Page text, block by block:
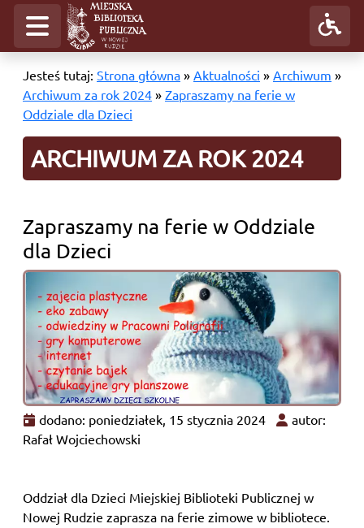
Jesteś tutaj: Strona główna » Aktualności » Archiwum »
Archiwum za rok 2024 » Zapraszamy na ferie w
Oddziale dla Dzieci
ARCHIWUM ZA ROK 2024
Zapraszamy na ferie w Oddziale
dla Dzieci
dodano: poniedziałek, 15 stycznia 2024
autor:
Rafał Wojciechowski
Oddział dla Dzieci Miejskiej Biblioteki Publicznej w
Nowej Rudzie zaprasza na ferie zimowe w bibliotece.